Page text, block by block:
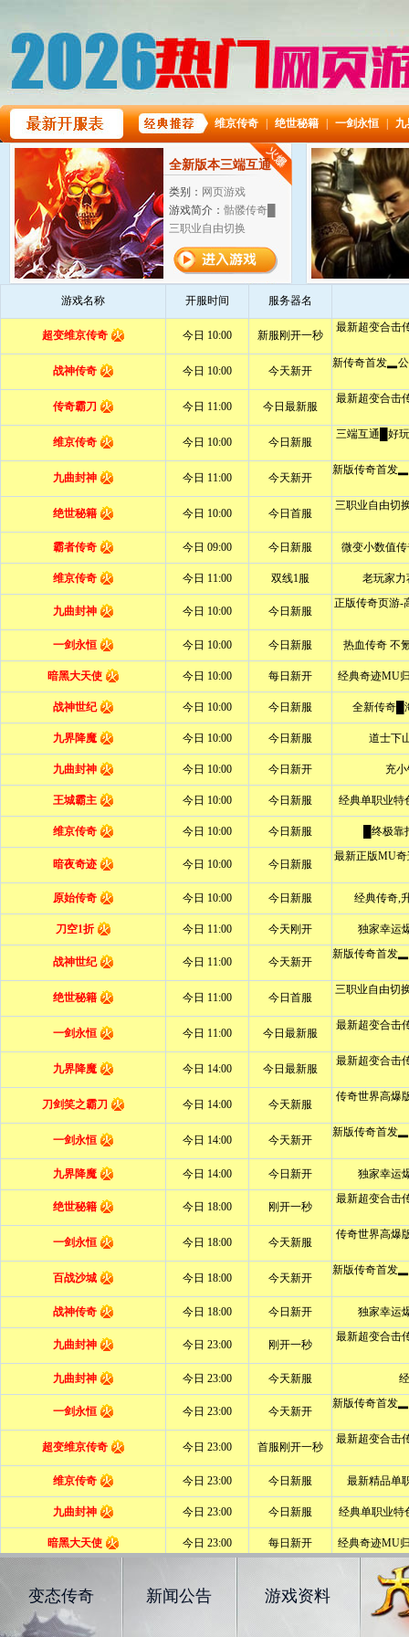
变态传奇 新闻公告 游戏资料